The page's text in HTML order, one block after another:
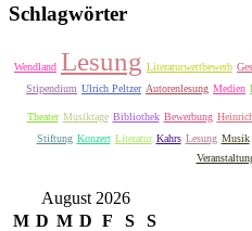
Schlagwörter
Wendland Lesung Literaturwettbewerb
Stipendium Ulrich Peltzer Autorenlesung Medien
Theater Musiktage Bibliothek Bewerbung
Stiftung Konzert Literatur Kahrs Lesung Musik
August 2026
M D M D F S
S